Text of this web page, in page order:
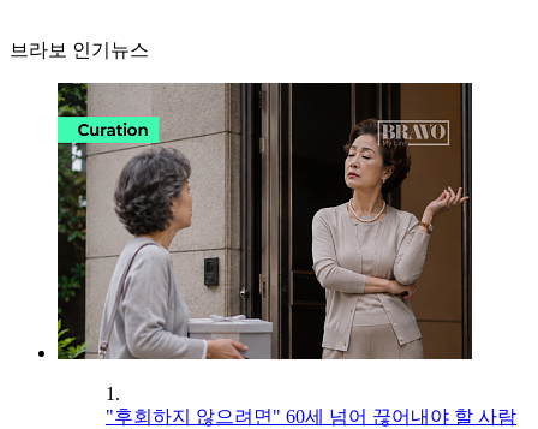
브라보 인기뉴스
1.
"후회하지 않으려면" 60세 넘어 끊어내야 할 사람